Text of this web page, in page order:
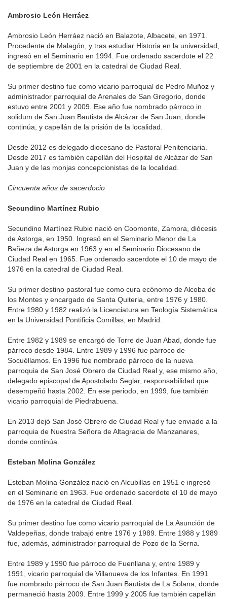
Ambrosio León Herráez
Ambrosio León Herráez nació en Balazote, Albacete, en 1971.
Procedente de Malagón, y tras estudiar Historia en la universidad,
ingresó en el Seminario en 1994. Fue ordenado sacerdote el 22
de septiembre de 2001 en la catedral de Ciudad Real.
Su primer destino fue como vicario parroquial de Pedro Muñoz y
administrador parroquial de Arenales de San Gregorio, donde
estuvo entre 2001 y 2009. Ese año fue nombrado párroco in
solidum de San Juan Bautista de Alcázar de San Juan, donde
continúa, y capellán de la prisión de la localidad.
Desde 2012 es delegado diocesano de Pastoral Penitenciaria.
Desde 2017 es también capellán del Hospital de Alcázar de San
Juan y de las monjas concepcionistas de la localidad.
Cincuenta años de sacerdocio
Secundino Martínez Rubio
Secundino Martínez Rubio nació en Coomonte, Zamora, diócesis
de Astorga, en 1950. Ingresó en el Seminario Menor de La
Bañeza de Astorga en 1963 y en el Seminario Diocesano de
Ciudad Real en 1965. Fue ordenado sacerdote el 10 de mayo de
1976 en la catedral de Ciudad Real.
Su primer destino pastoral fue como cura ecónomo de Alcoba de
los Montes y encargado de Santa Quiteria, entre 1976 y 1980.
Entre 1980 y 1982 realizó la Licenciatura en Teología Sistemática
en la Universidad Pontificia Comillas, en Madrid.
Entre 1982 y 1989 se encargó de Torre de Juan Abad, donde fue
párroco desde 1984. Entre 1989 y 1996 fue párroco de
Socuéllamos. En 1996 fue nombrado párroco de la nueva
parroquia de San José Obrero de Ciudad Real y, ese mismo año,
delegado episcopal de Apostolado Seglar, responsabilidad que
desempeñó hasta 2002. En ese periodo, en 1999, fue también
vicario parroquial de Piedrabuena.
En 2013 dejó San José Obrero de Ciudad Real y fue enviado a la
parroquia de Nuestra Señora de Altagracia de Manzanares,
donde continúa.
Esteban Molina González
Esteban Molina González nació en Alcubillas en 1951 e ingresó
en el Seminario en 1963. Fue ordenado sacerdote el 10 de mayo
de 1976 en la catedral de Ciudad Real.
Su primer destino fue como vicario parroquial de La Asunción de
Valdepeñas, donde trabajó entre 1976 y 1989. Entre 1988 y 1989
fue, además, administrador parroquial de Pozo de la Serna.
Entre 1989 y 1990 fue párroco de Fuenllana y, entre 1989 y
1991, vicario parroquial de Villanueva de los Infantes. En 1991
fue nombrado párroco de San Juan Bautista de La Solana, donde
permaneció hasta 2009. Entre 1999 y 2005 fue también capellán